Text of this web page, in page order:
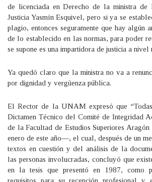
de licenciada en Derecho de la ministra de
Justicia Yasmín Esquivel, pero si ya se
plagio, entonces seguramente que hay algún
de lo establecido en las normas, para poder
se supone es una impartidora de justicia a nivel
Ya quedó claro que la ministra no va a
por dignidad y vergüenza pública.
El Rector de la UNAM expresó que
Dictamen Técnico del Comité de Integridad
de la Facultad de Estudios Superiores
enero de este año—, el cual, después de un
textos en cuestión y del análisis de la
las personas involucradas, concluyó que
en la tesis que presentó en 1987, como